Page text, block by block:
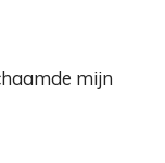
mijn